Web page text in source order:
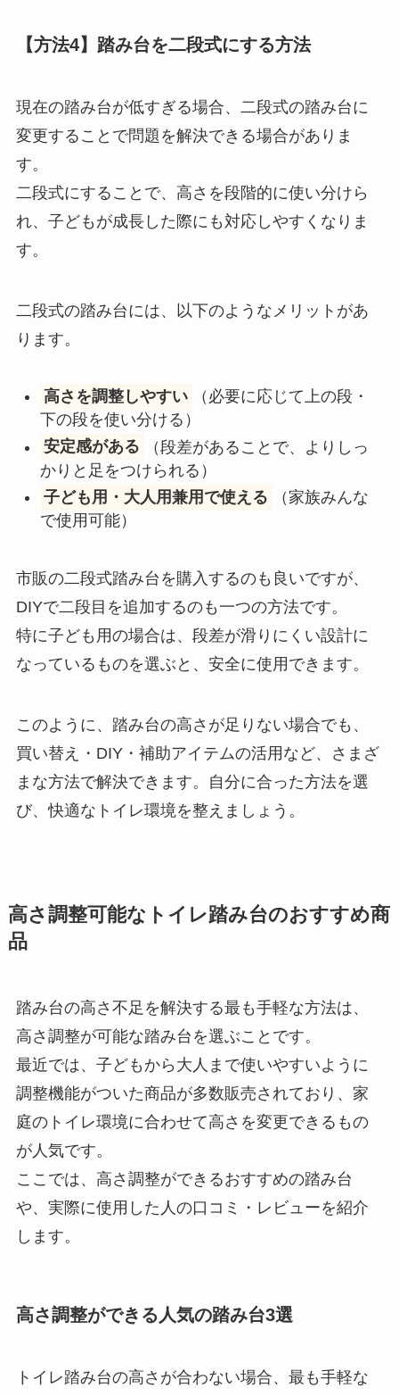
【方法4】踏み台を二段式にする方法
現在の踏み台が低すぎる場合、二段式の踏み台に
変更することで問題を解決できる場合がありま
す。
二段式にすることで、高さを段階的に使い分けら
れ、子どもが成長した際にも対応しやすくなりま
す。
二段式の踏み台には、以下のようなメリットがあ
ります。
高さを調整しやすい
（必要に応じて上の段・
下の段を使い分ける）
安定感がある
（段差があることで、よりしっ
かりと足をつけられる）
子ども用・大人用兼用で使える
（家族みんな
で使用可能）
市販の二段式踏み台を購入するのも良いですが、
DIYで二段目を追加するのも一つの方法です。
特に子ども用の場合は、段差が滑りにくい設計に
なっているものを選ぶと、安全に使用できます。
このように、踏み台の高さが足りない場合でも、
買い替え・DIY・補助アイテムの活用など、さまざ
まな方法で解決できます。自分に合った方法を選
び、快適なトイレ環境を整えましょう。
高さ調整可能なトイレ踏み台のおすすめ商
品
踏み台の高さ不足を解決する最も手軽な方法は、
高さ調整が可能な踏み台を選ぶことです。
最近では、子どもから大人まで使いやすいように
調整機能がついた商品が多数販売されており、家
庭のトイレ環境に合わせて高さを変更できるもの
が人気です。
ここでは、高さ調整ができるおすすめの踏み台
や、実際に使用した人の口コミ・レビューを紹介
します。
高さ調整ができる人気の踏み台3選
トイレ踏み台の高さが合わない場合、最も手軽な